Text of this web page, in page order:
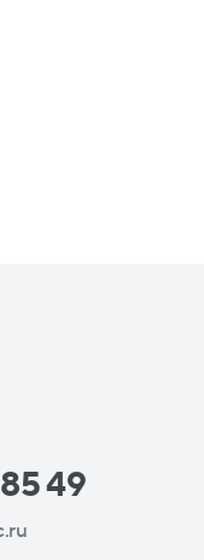
49